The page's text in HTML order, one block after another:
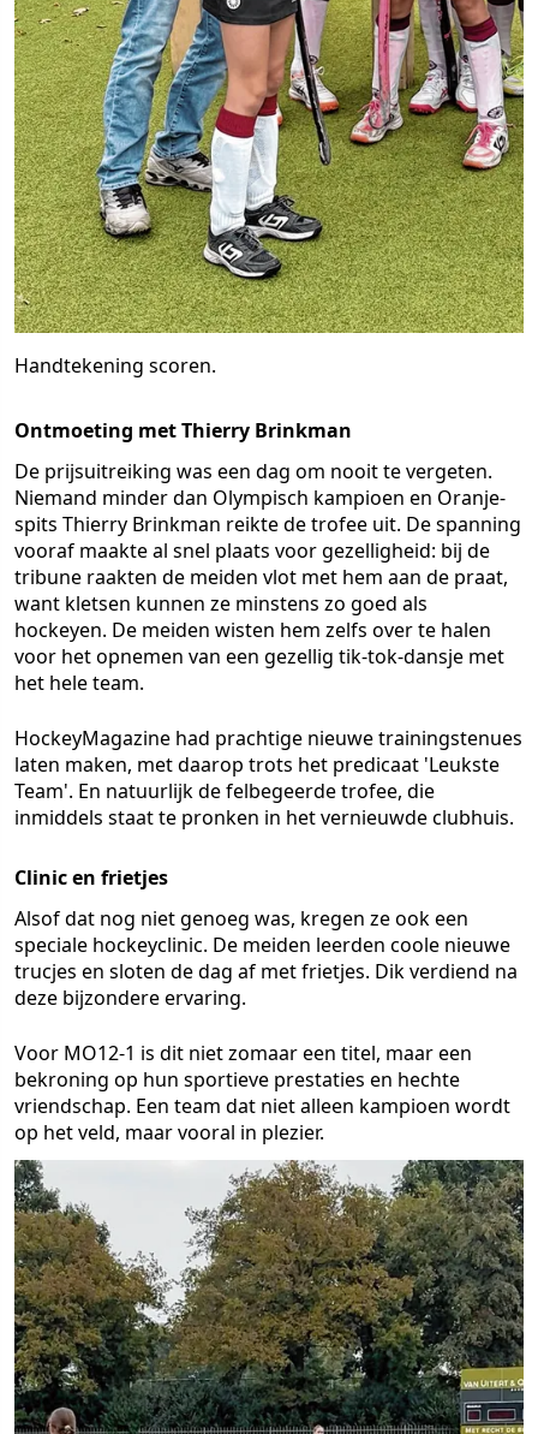
Handtekening scoren.
Ontmoeting met Thierry Brinkman
De prijsuitreiking was een dag om nooit te vergeten.
Niemand minder dan Olympisch kampioen en Oranje-
spits Thierry Brinkman reikte de trofee uit. De spanning
vooraf maakte al snel plaats voor gezelligheid: bij de
tribune raakten de meiden vlot met hem aan de praat,
want kletsen kunnen ze minstens zo goed als
hockeyen. De meiden wisten hem zelfs over te halen
voor het opnemen van een gezellig tik-tok-dansje met
het hele team.
HockeyMagazine had prachtige nieuwe trainingstenues
laten maken, met daarop trots het predicaat 'Leukste
Team'. En natuurlijk de felbegeerde trofee, die
inmiddels staat te pronken in het vernieuwde clubhuis.
Clinic en frietjes
Alsof dat nog niet genoeg was, kregen ze ook een
speciale hockeyclinic. De meiden leerden coole nieuwe
trucjes en sloten de dag af met frietjes. Dik verdiend na
deze bijzondere ervaring.
Voor MO12-1 is dit niet zomaar een titel, maar een
bekroning op hun sportieve prestaties en hechte
vriendschap. Een team dat niet alleen kampioen wordt
op het veld, maar vooral in plezier.